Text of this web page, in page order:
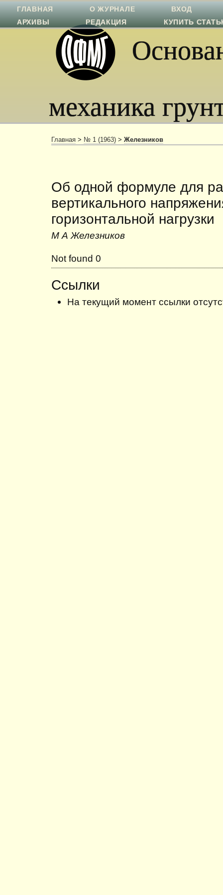
механика
ГЛАВНАЯ О ЖУРНАЛЕ
ВХОД
АРХИВЫ
РЕДАКЦИЯ КУПИТЬ
Главная > № 1 (1963) > Железников
Об одной формуле для
вертикального
горизонтальной нагрузки
М А Железников
Not found 0
Ссылки
На текущий момент ссылки